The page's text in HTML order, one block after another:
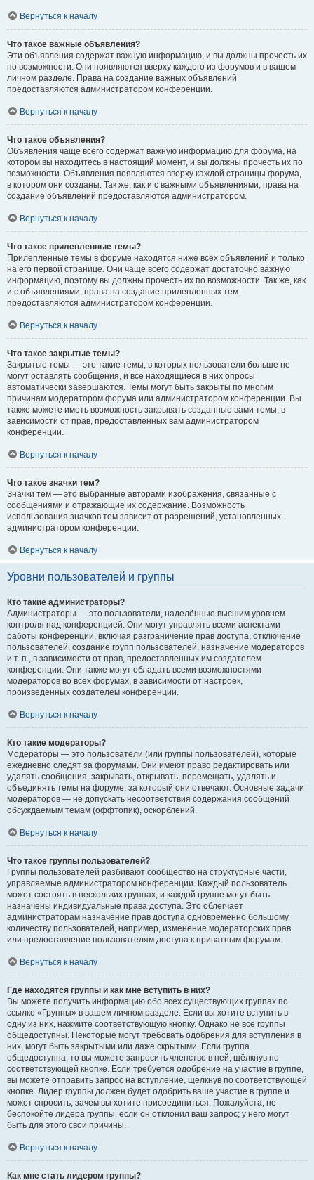
Вернуться к началу
Что такое важные объявления?
Эти объявления содержат важную информацию, и вы должны прочесть их
по возможности. Они появляются вверху каждого из форумов и в вашем
личном разделе. Права на создание важных объявлений
предоставляются администратором конференции.
Вернуться к началу
Что такое объявления?
Объявления чаще всего содержат важную информацию для форума, на
котором вы находитесь в настоящий момент, и вы должны прочесть их по
возможности. Объявления появляются вверху каждой страницы форума,
в котором они созданы. Так же, как и с важными объявлениями, права на
создание объявлений предоставляются администратором.
Вернуться к началу
Что такое прилепленные темы?
Прилепленные темы в форуме находятся ниже всех объявлений и только
на его первой странице. Они чаще всего содержат достаточно важную
информацию, поэтому вы должны прочесть их по возможности. Так же, как
и с объявлениями, права на создание прилепленных тем
предоставляются администратором конференции.
Вернуться к началу
Что такое закрытые темы?
Закрытые темы — это такие темы, в которых пользователи больше не
могут оставлять сообщения, и все находящиеся в них опросы
автоматически завершаются. Темы могут быть закрыты по многим
причинам модератором форума или администратором конференции. Вы
также можете иметь возможность закрывать созданные вами темы, в
зависимости от прав, предоставленных вам администратором
конференции.
Вернуться к началу
Что такое значки тем?
Значки тем — это выбранные авторами изображения, связанные с
сообщениями и отражающие их содержание. Возможность
использования значков тем зависит от разрешений, установленных
администратором конференции.
Вернуться к началу
Уровни пользователей и группы
Кто такие администраторы?
Администраторы — это пользователи, наделённые высшим уровнем
контроля над конференцией. Они могут управлять всеми аспектами
работы конференции, включая разграничение прав доступа, отключение
пользователей, создание групп пользователей, назначение модераторов
и т. п., в зависимости от прав, предоставленных им создателем
конференции. Они также могут обладать всеми возможностями
модераторов во всех форумах, в зависимости от настроек,
произведённых создателем конференции.
Вернуться к началу
Кто такие модераторы?
Модераторы — это пользователи (или группы пользователей), которые
ежедневно следят за форумами. Они имеют право редактировать или
удалять сообщения, закрывать, открывать, перемещать, удалять и
объединять темы на форуме, за который они отвечают. Основные задачи
модераторов — не допускать несоответствия содержания сообщений
обсуждаемым темам (оффтопик), оскорблений.
Вернуться к началу
Что такое группы пользователей?
Группы пользователей разбивают сообщество на структурные части,
управляемые администратором конференции. Каждый пользователь
может состоять в нескольких группах, и каждой группе могут быть
назначены индивидуальные права доступа. Это облегчает
администраторам назначение прав доступа одновременно большому
количеству пользователей, например, изменение модераторских прав
или предоставление пользователям доступа к приватным форумам.
Вернуться к началу
Где находятся группы и как мне вступить в них?
Вы можете получить информацию обо всех существующих группах по
ссылке «Группы» в вашем личном разделе. Если вы хотите вступить в
одну из них, нажмите соответствующую кнопку. Однако не все группы
общедоступны. Некоторые могут требовать одобрения для вступления в
них, могут быть закрытыми или даже скрытыми. Если группа
общедоступна, то вы можете запросить членство в ней, щёлкнув по
соответствующей кнопке. Если требуется одобрение на участие в группе,
вы можете отправить запрос на вступление, щёлкнув по соответствующей
кнопке. Лидер группы должен будет одобрить ваше участие в группе и
может спросить, зачем вы хотите присоединиться. Пожалуйста, не
беспокойте лидера группы, если он отклонил ваш запрос; у него могут
быть для этого свои причины.
Вернуться к началу
Как мне стать лидером группы?